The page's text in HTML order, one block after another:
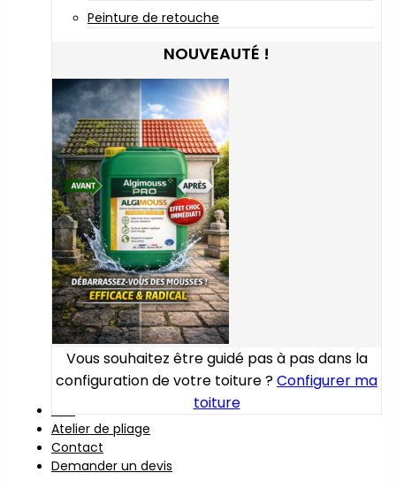
Peinture de retouche
NOUVEAUTÉ !
Vous souhaitez être guidé pas à pas dans la
configuration de votre toiture ?Configurer ma
toiture
Atelier de pliage
Contact
Demander un devis